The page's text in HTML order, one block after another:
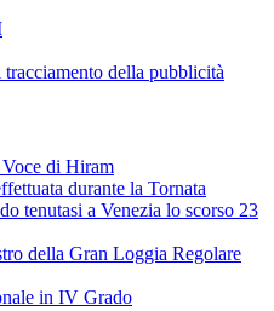
della pubblicità
di Hiram
durante la Tornata
tenutasi a Venezia lo scorso 23
della Gran Loggia Regolare
in IV Grado